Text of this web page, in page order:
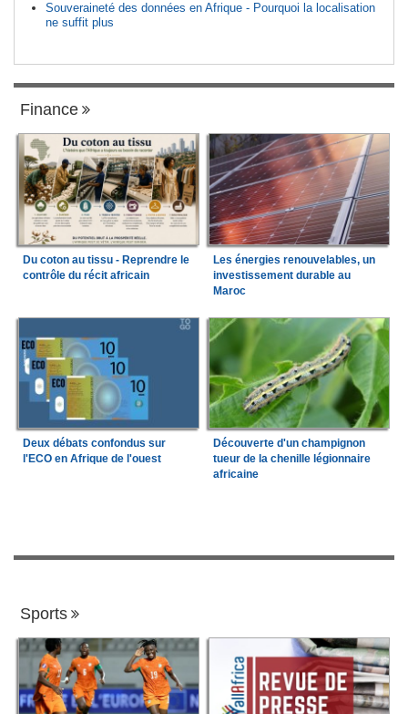
Souveraineté des données en Afrique - Pourquoi la localisation
ne suffit plus
Finance
Du coton au tissu - Reprendre le
contrôle du récit africain
Les énergies renouvelables, un
investissement durable au
Maroc
Deux débats confondus sur
l'ECO en Afrique de l'ouest
Découverte d'un champignon
tueur de la chenille légionnaire
africaine
Sports